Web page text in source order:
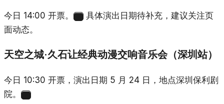
今日 14:00 开票。
具体演出日期待补充，建议关注页
面动态。
天空之城·久石让经典动漫交响音乐会（深圳站）
今日 10:30 开票，演出日期 5 月 24 日，地点深圳保利剧
院。